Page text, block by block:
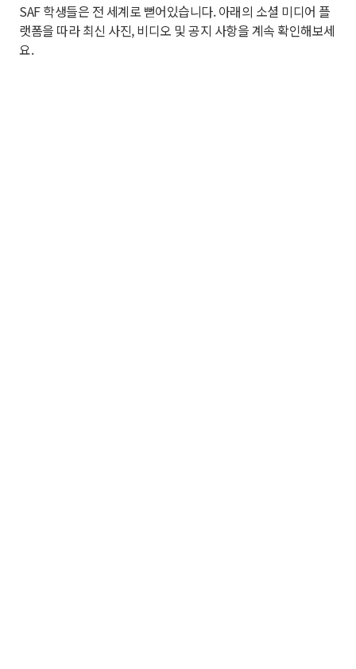
SAF 학생들은 전 세계로 뻗어있습니다. 아래의 소셜 미디어 플
랫폼을 따라 최신 사진, 비디오 및 공지 사항을 계속 확인해보세
요.